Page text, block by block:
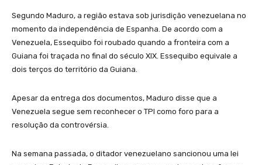
Segundo Maduro, a região estava sob jurisdição venezuelana no
momento da independência de Espanha. De acordo com a
Venezuela, Essequibo foi roubado quando a fronteira com a
Guiana foi traçada no final do século XIX. Essequibo equivale a
dois terços do território da Guiana.
Apesar da entrega dos documentos, Maduro disse que a
Venezuela segue sem reconhecer o TPI como foro para a
resolução da controvérsia.
Na semana passada, o ditador venezuelano sancionou uma lei